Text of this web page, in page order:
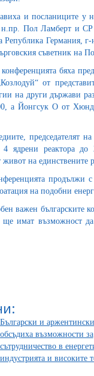
и посланиците
н.пр. Пол Ламберт и
Република Германия,
съветник на
бяха
от
на други държави
а Йонгсук О от
председателят
ядрени реактора до
живот на
продължи
на подобни
важен българските
имат възможност да
Български и
обсъдиха възможности за
сътрудничество в
индустрията и високите